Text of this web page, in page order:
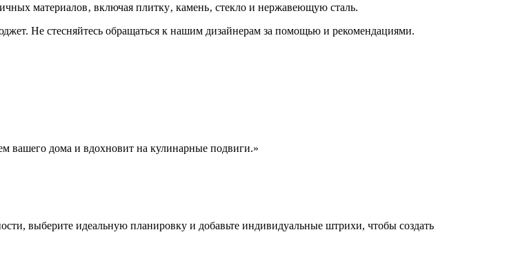
материалов‚ включая плитку‚ камень‚ стекло и нержавеющую сталь.
Не стесняйтесь обращаться к нашим дизайнерам за помощью и рекомендациями.
вашего дома и вдохновит на кулинарные подвиги.»
выберите идеальную планировку и добавьте индивидуальные штрихи, чтобы создать